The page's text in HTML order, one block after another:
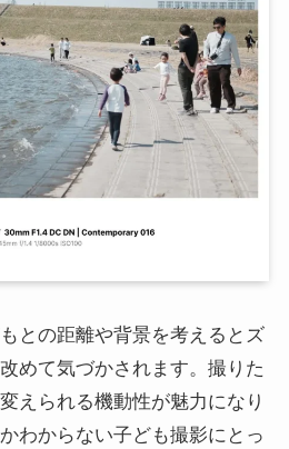
との距離や背景を考えるとズ
めて気づかされます。撮りた
えられる機動性が魅力になり
わからない子ども撮影にとっ